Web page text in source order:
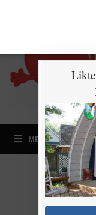
MENY